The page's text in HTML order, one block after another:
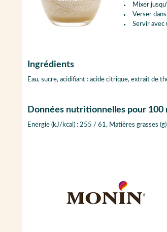
Mixer
Verser
Servir avec
Ingrédients
Eau, sucre, acidifiant : acide citrique, extrait de
Données nutritionnelles pour 100
Energie (kJ/kcal) : 255 / 61, Matières grasses